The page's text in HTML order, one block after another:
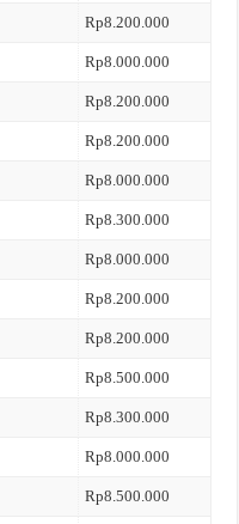
Rp8.200.000
Rp8.000.000
Rp8.200.000
Rp8.200.000
Rp8.000.000
Rp8.300.000
Rp8.000.000
Rp8.200.000
Rp8.200.000
Rp8.500.000
Rp8.300.000
Rp8.000.000
Rp8.500.000